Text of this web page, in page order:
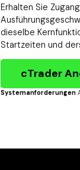
Erhalten Sie
dieselbe
Startzeiten und
cTrader
Systemanforderungen